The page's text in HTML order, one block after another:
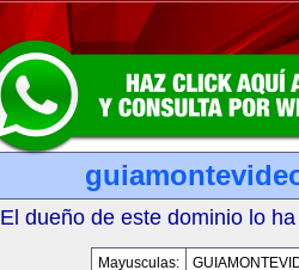
El dueño de este dominio lo
Mayusculas: